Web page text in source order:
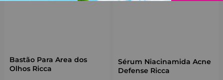
Bastão Para Area dos
Olhos Ricca
Sérum Niacinamida Acne
Defense Ricca